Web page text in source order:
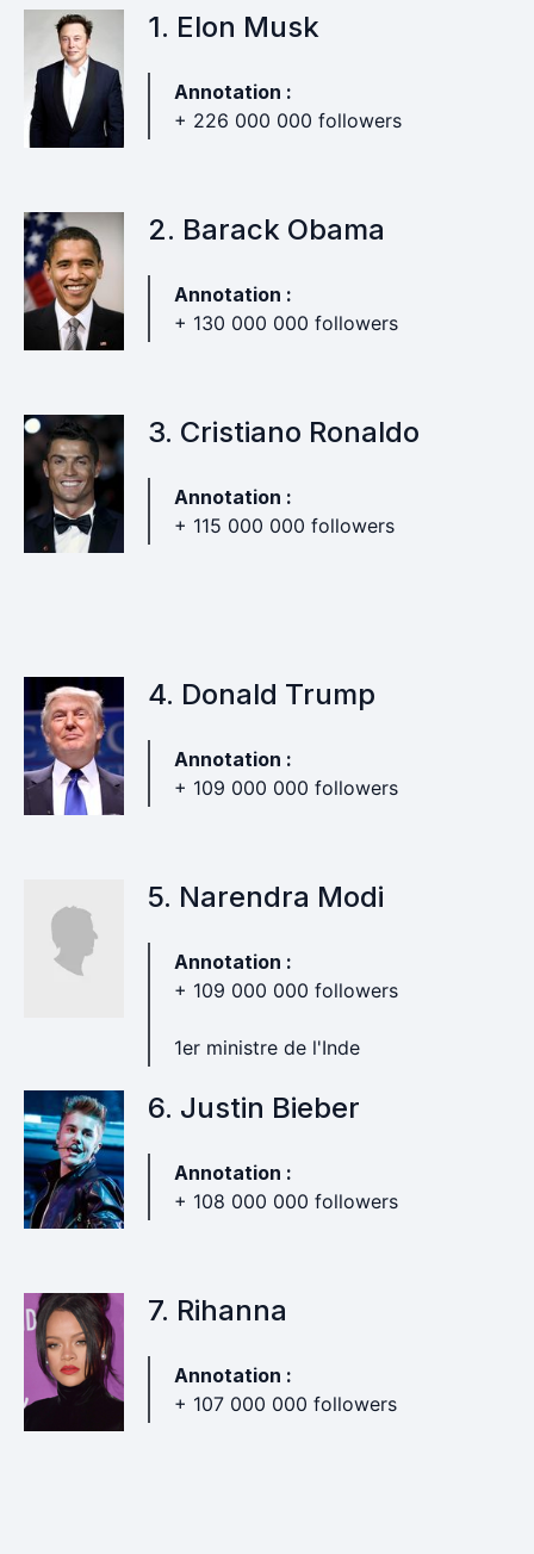
1. Elon Musk
Annotation :
+ 226 000 000 followers
2. Barack Obama
Annotation :
+ 130 000 000 followers
3. Cristiano Ronaldo
Annotation :
+ 115 000 000 followers
4. Donald Trump
Annotation :
+ 109 000 000 followers
5. Narendra Modi
Annotation :
+ 109 000 000 followers
1er ministre de l'Inde
6. Justin Bieber
Annotation :
+ 108 000 000 followers
7. Rihanna
Annotation :
+ 107 000 000 followers